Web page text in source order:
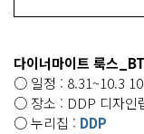
다이너마이트 룩스
○ 일정 : 8.31~10.3
○ 장소 : DDP 디자인
○ 누리집 : DDP